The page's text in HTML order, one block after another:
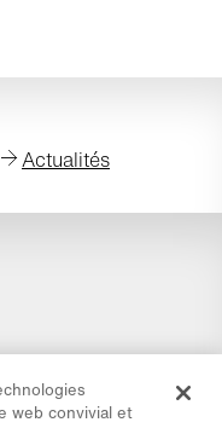
Actualités
web convivial et